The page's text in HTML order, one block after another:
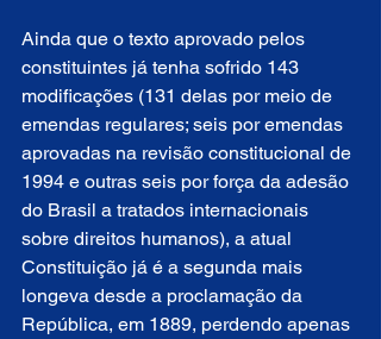
Ainda que o texto aprovado pelos
constituintes já tenha sofrido 143
modificações (131 delas por meio de
emendas regulares; seis por emendas
aprovadas na revisão constitucional de
1994 e outras seis por força da adesão
do Brasil a tratados internacionais
sobre direitos humanos), a atual
Constituição já é a segunda mais
longeva desde a proclamação da
República, em 1889, perdendo apenas